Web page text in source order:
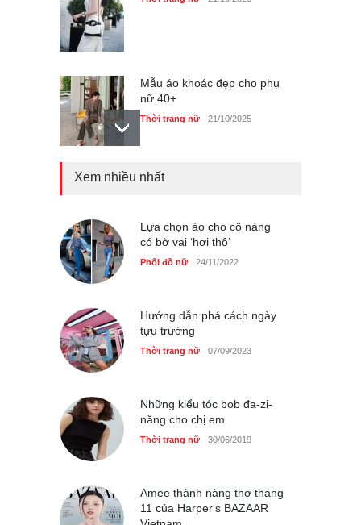
Mẫu áo khoác đẹp cho phụ
nữ 40+
Thời trang nữ 21/10/2025
Truy tìm thông tin áo bra
Thời trang nữ 14/10/2025
phụ nữ Pháp tin dùng
Thời trang nữ
Bí quyết giữ gìn vóc dáng
của diễn viên Khánh Huyền
Làm đẹp 14/10/2025
Xem nhiều nhất
Lựa chọn áo cho cô nàng
có bờ vai ‘hơi thô’
Phối đồ nữ 24/11/2022
Hướng dẫn phá cách ngày
tựu trường
Thời trang nữ 07/09/2023
Những kiểu tóc bob đa-zi-
năng cho chị em
Thời trang nữ 30/06/2019
Amee thành nàng thơ tháng
11 của Harper‘s BAZAAR